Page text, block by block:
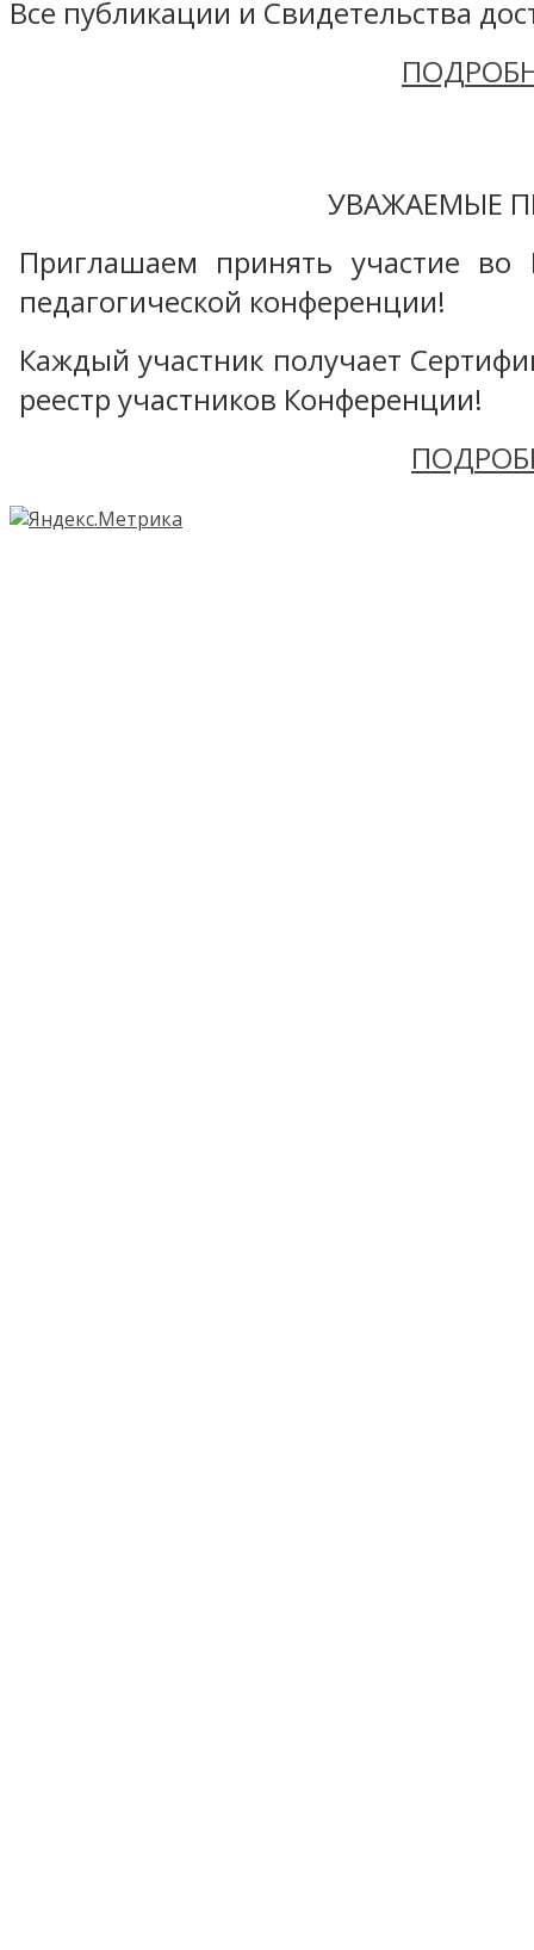
Все публикации и Свидетельства
УВАЖАЕМЫЕ
Приглашаем принять участие во
педагогической конференции!
Каждый участник получает
реестр участников Конференции!